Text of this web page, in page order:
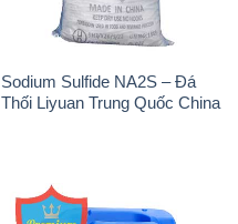
Sodium Sulfide NA2S – Đá
Thối Liyuan Trung Quốc China